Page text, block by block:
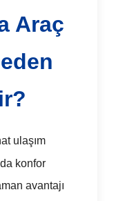
Araç
ulaşım
konfor
avantajı